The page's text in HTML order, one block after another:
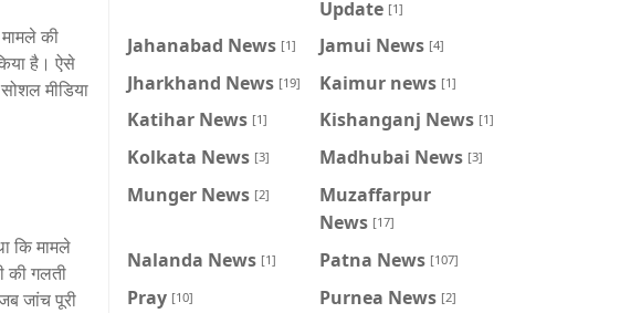
की
है। ऐसे
मीडिया
कि मामले
की गलती
जांच पूरी
Update [1]
Jahanabad News [1] Jamui News [4]
Jharkhand News [19] Kaimur news [1]
Katihar News [1] Kishanganj News [1]
Kolkata News [3] Madhubai News [3]
Munger News [2]
Muzaffarpur
News [17]
Nalanda News [1] Patna News [107]
Pray [10] Purnea News [2]